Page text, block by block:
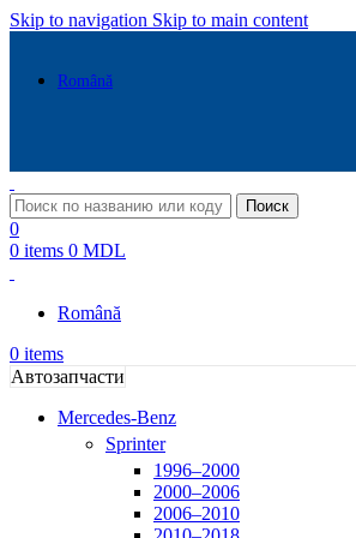
Skip to navigation Skip to main content
Română
Поиск
0
0 items 0 MDL
Română
0 items
Автозапчасти
Mercedes-Benz
Sprinter
1996–2000
2000–2006
2006–2010